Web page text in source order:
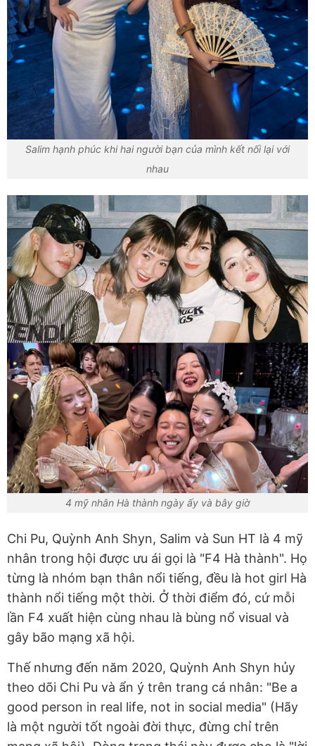
Salim hạnh phúc khi hai người bạn của mình kết nối lại với
nhau
4 mỹ nhân Hà thành ngày ấy và bây giờ
Chi Pu, Quỳnh Anh Shyn, Salim và Sun HT là 4 mỹ
nhân trong hội được ưu ái gọi là "F4 Hà thành". Họ
từng là nhóm bạn thân nổi tiếng, đều là hot girl Hà
thành nổi tiếng một thời. Ở thời điểm đó, cứ mỗi
lần F4 xuất hiện cùng nhau là bùng nổ visual và
gây bão mạng xã hội.
Thế nhưng đến năm 2020, Quỳnh Anh Shyn hủy
theo dõi Chi Pu và ẩn ý trên trang cá nhân: "Be a
good person in real life, not in social media" (Hãy
là một người tốt ngoài đời thực, đừng chỉ trên